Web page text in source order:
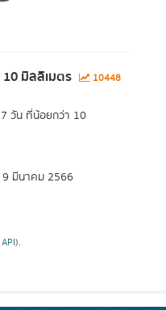
มิลลิเมตร
10448
วัน ที่น้อยกว่า 10
9 มีนาคม 2566
).